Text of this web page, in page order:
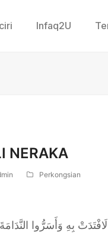
Infaq2U
NERAKA
Perkongsian
بِهِ وَأَسَرُّوا النَّدَامَةَ